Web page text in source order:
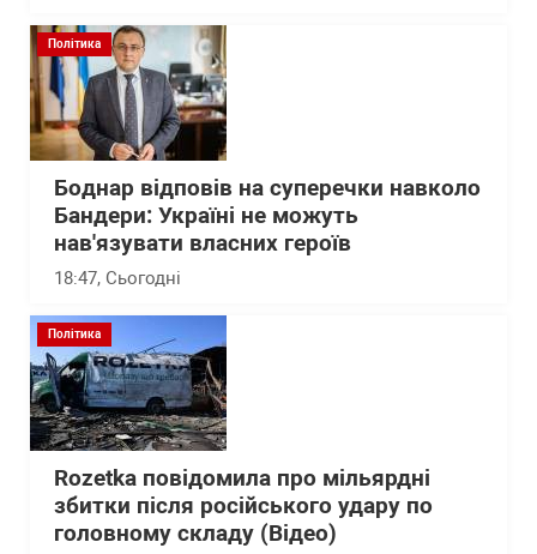
Політика
Боднар відповів на суперечки навколо
Бандери: Україні не можуть
нав'язувати власних героїв
18:47, Сьогодні
Політика
Rozetka повідомила про мільярдні
збитки після російського удару по
головному складу (Відео)